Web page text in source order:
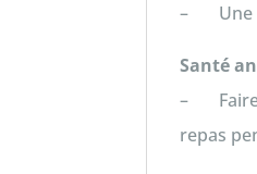
– Une
Santé
– Faire
repas